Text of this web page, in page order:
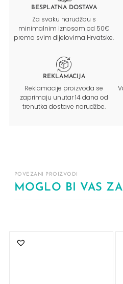
BESPLATNA DOSTAVA
Za svaku narudžbu s
minimalnim iznosom od 50€
prema svim dijelovima Hrvatske.
REKLAMACIJA
Reklamacije proizvoda se
zaprimaju unutar 14 dana od
trenutka dostave narudžbe.
POVEZANI PROIZVODI
MOGLO BI VAS